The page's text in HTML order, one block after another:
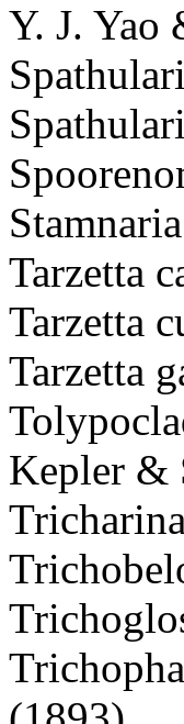
Y. J. Yao
Tarzetta
Tarzetta
Tarzetta
Kepler &